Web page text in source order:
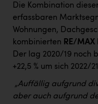
Die Kombination
erfassbaren
Wohnungen,
kombinierten RE/MAX
Der lag 2020/19 noch
+22,5 % um sich 2022/
„Auffällig aufgrund
aber auch aufgrund